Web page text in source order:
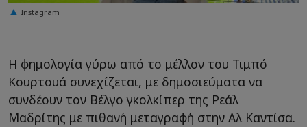
Instagram
Η φημολογία γύρω από το μέλλον του Τιμπό
Κουρτουά συνεχίζεται, με δημοσιεύματα να
συνδέουν τον Βέλγο γκολκίπερ της Ρεάλ
Μαδρίτης με πιθανή μεταγραφή στην Αλ Καντίσα.